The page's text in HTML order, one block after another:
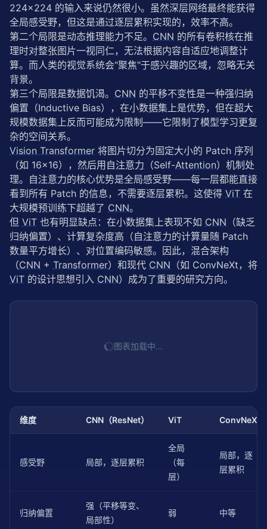
for epoch in range(stage2_epochs):
        model.train()
for images, labels in train_loader:
images, labels = images.to(device),
            optimizer.zero_grad()
            loss = criterion(model(images), labels)
            loss.backward()
            optimizer.step()
        scheduler.step()
        model.eval()
        correct = total =
with torch.no_grad():
for images, labels in val_loader:
images, labels = images.to(device),
                pred = model(images).argmax(
1)
correct += (pred ==
                total += labels.size(
        print(
f"  Stage2 Epoch {epoch+1}: Val
return model
224×224 的输入来说仍然很小。虽然深层网络最终能获得
全局感受野，但这是通过逐层累积实现的，效率不高。
第二个局限是动态推理能力不足。 CNN 的所有卷积核在推
理时对整张图片一视同仁，无法根据内容自适应地调整计
算。而人类的视觉系统会"聚焦"于感兴趣的区域，忽略无关
背景。
第三个局限是数据饥渴。 CNN 的平移不变性是一种强归纳
偏置（Inductive Bias），在小数据集上是优势，但在超大
规模数据集上反而可能成为限制——它限制了模型学习更复
杂的空间关系。
Vision Transformer 将图片切分为固定大小的 Patch 序列
（如 16×16），然后用自注意力 （Self-Attention）机制处
理。自注意力的核心优势是全局感受野——每一层都能直接
看到所有 Patch 的信息，不需要逐层累积。这使得 ViT 在
大规模预训练下超越了 CNN。
但 ViT 也有明显缺点：在小数据集上表现不如 CNN （缺乏
归纳偏置）、计算复杂度高（自注意力的计算量随 Patch
数量平方增长）、对位置编码敏感。因此，混合架构
（CNN + Transformer）和现代 CNN
ViT 的设计思想引入 CNN）成为了重要的研究方向。
图表加载中…
维度 CNN（ResNet） ViT ConvNeXt
感受野 局部，逐层累积
全局
（每
层）
局部，逐
层累积
归纳偏置
强（平移等变、
局部性）
弱 中等